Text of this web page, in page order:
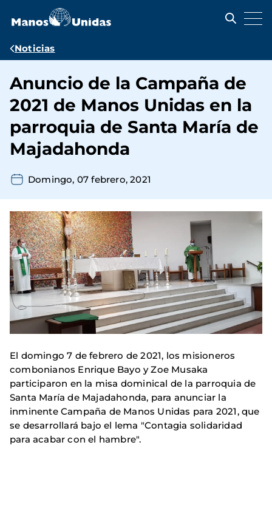
contenido
Ruta
navegación
Noticias
Anuncio de la Campaña de
2021 de Manos Unidas en la
parroquia de Santa María de
Majadahonda
Domingo, 07 febrero, 2021
El domingo 7 de febrero de 2021, los misioneros
combonianos Enrique Bayo y Zoe Musaka
participaron en la misa dominical de la parroquia de
Santa María de Majadahonda, para anunciar la
inminente Campaña de Manos Unidas para 2021, que
se desarrollará bajo el lema "Contagia solidaridad
para acabar con el hambre".